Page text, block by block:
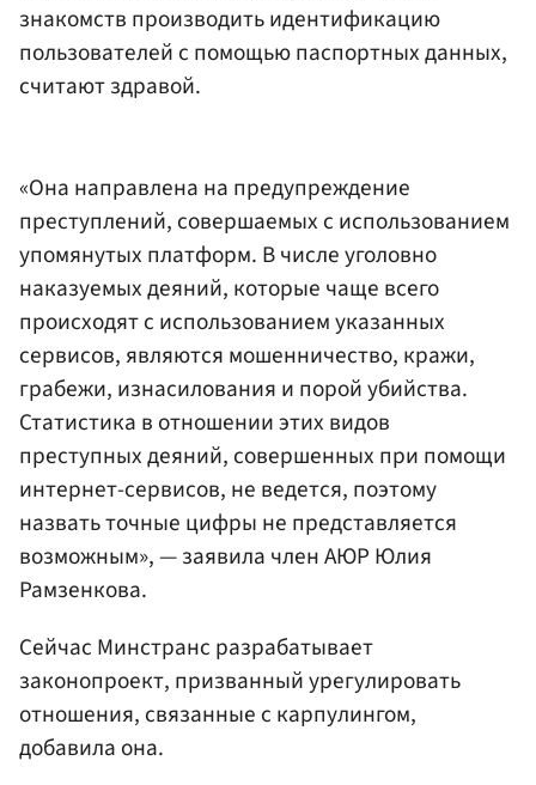
знакомств производить идентификацию
пользователей с помощью паспортных данных,
считают здравой.
«Она направлена на предупреждение
преступлений, совершаемых с использованием
упомянутых платформ. В числе уголовно
наказуемых деяний, которые чаще всего
происходят с использованием указанных
сервисов, являются мошенничество, кражи,
грабежи, изнасилования и порой убийства.
Статистика в отношении этих видов
преступных деяний, совершенных при помощи
интернет-сервисов, не ведется, поэтому
назвать точные цифры не представляется
возможным», — заявила член АЮР Юлия
Рамзенкова.
Сейчас Минстранс разрабатывает
законопроект, призванный урегулировать
отношения, связанные с карпулингом,
добавила она.